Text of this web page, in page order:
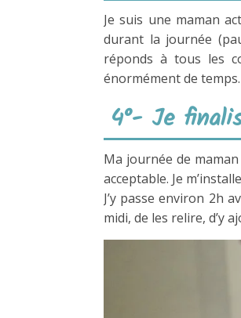
Je suis une maman
durant la journée
réponds à tous les
énormément de temps.
4°- Je
Ma journée de
acceptable. Je
J’y passe environ 2h
midi, de les relire, d’y